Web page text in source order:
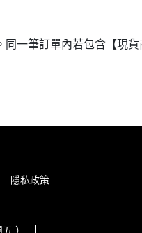
一筆訂單內若包含【現
隱私政策
）